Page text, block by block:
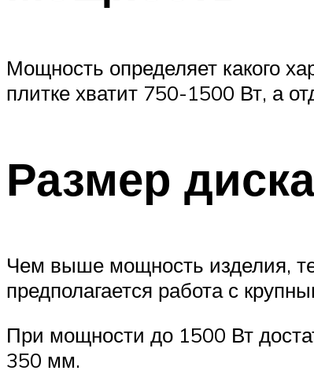
Мощность определяет какого
плитке хватит 750-1500 Вт, а
Размер диска
Чем выше мощность изделия,
предполагается работа с
При мощности до 1500 Вт
350 мм.